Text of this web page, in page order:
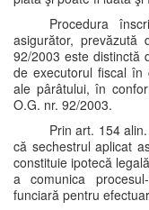
Procedura
asigurător,
92/2003 este distinctă
de executorul fiscal în
ale pârâtului, în
O.G. nr. 92/2003.
Prin art. 154
că sechestrul aplicat
constituie ipotecă
a comunica
funciară pentru